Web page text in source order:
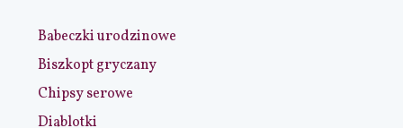
Babeczki urodzinowe
Biszkopt gryczany
Chipsy serowe
Diablotki